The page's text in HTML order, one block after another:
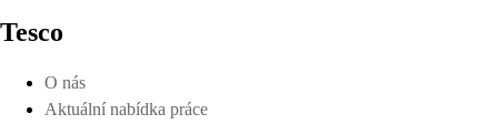
Tesco
O nás
Aktuální nabídka práce